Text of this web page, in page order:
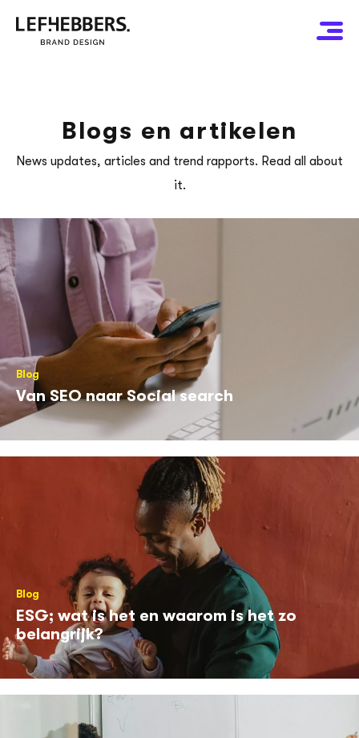
Blogs en artikelen
News updates, articles and trend rapports. Read all about
it.
Blog
Van SEO naar Social search
Blog
ESG; wat is het en waarom is het zo
belangrijk?